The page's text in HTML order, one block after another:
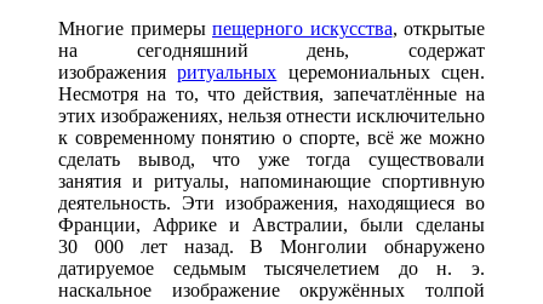
Многие примеры пещерного искусства, открытые
на сегодняшний день, содержат
изображения ритуальных церемониальных сцен.
Несмотря на то, что действия, запечатлённые на
этих изображениях, нельзя отнести исключительно
к современному понятию о спорте, всё же можно
сделать вывод, что уже тогда существовали
занятия и ритуалы, напоминающие спортивную
деятельность. Эти изображения, находящиеся во
Франции, Африке и Австралии, были сделаны
30 000 лет назад. В Монголии обнаружено
датируемое седьмым тысячелетием до н. э.
наскальное изображение окружённых толпой